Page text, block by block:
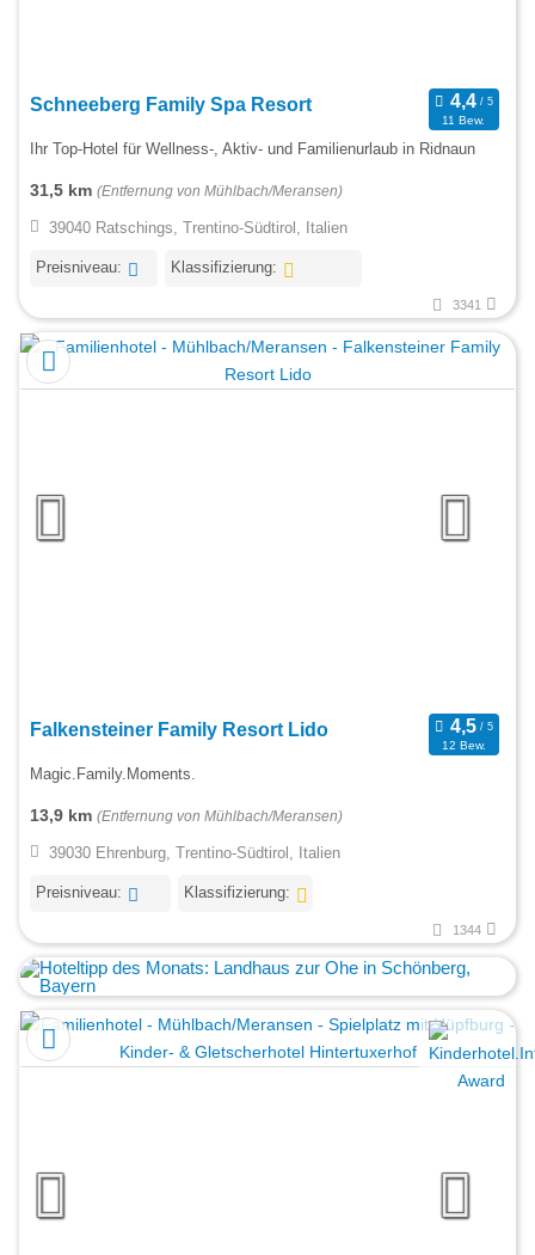
Schneeberg Family Spa Resort
11 Bew.
Ihr Top-Hotel für Wellness-, Aktiv- und Familienurlaub in Ridnaun
31,5 km (Entfernung von Mühlbach/Meransen)
39040 Ratschings, Trentino-Südtirol, Italien
Preisniveau: Klassifizierung:
3341
Falkensteiner Family Resort Lido
12 Bew.
Magic.Family.Moments.
13,9 km (Entfernung von Mühlbach/Meransen)
39030 Ehrenburg, Trentino-Südtirol, Italien
Preisniveau: Klassifizierung:
1344